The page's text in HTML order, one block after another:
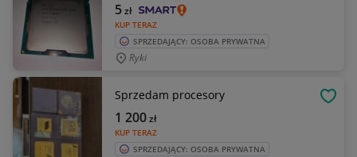
KUP TERAZ
5zł
SPRZEDAJĄCY: OSOBA PRYWATNA
Ryki
Sprzedam procesory
KUP TERAZ
1 200zł
SPRZEDAJĄCY: OSOBA PRYWATNA